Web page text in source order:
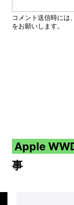
Apple
事